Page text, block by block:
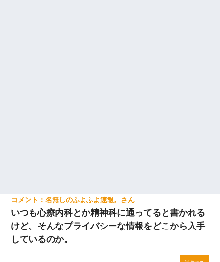
名無しのふよふよ速報。
いつも心療内科とか精神科に通ってると書かれる
けど、そんなプライバシーな情報をどこから入手
しているのか。